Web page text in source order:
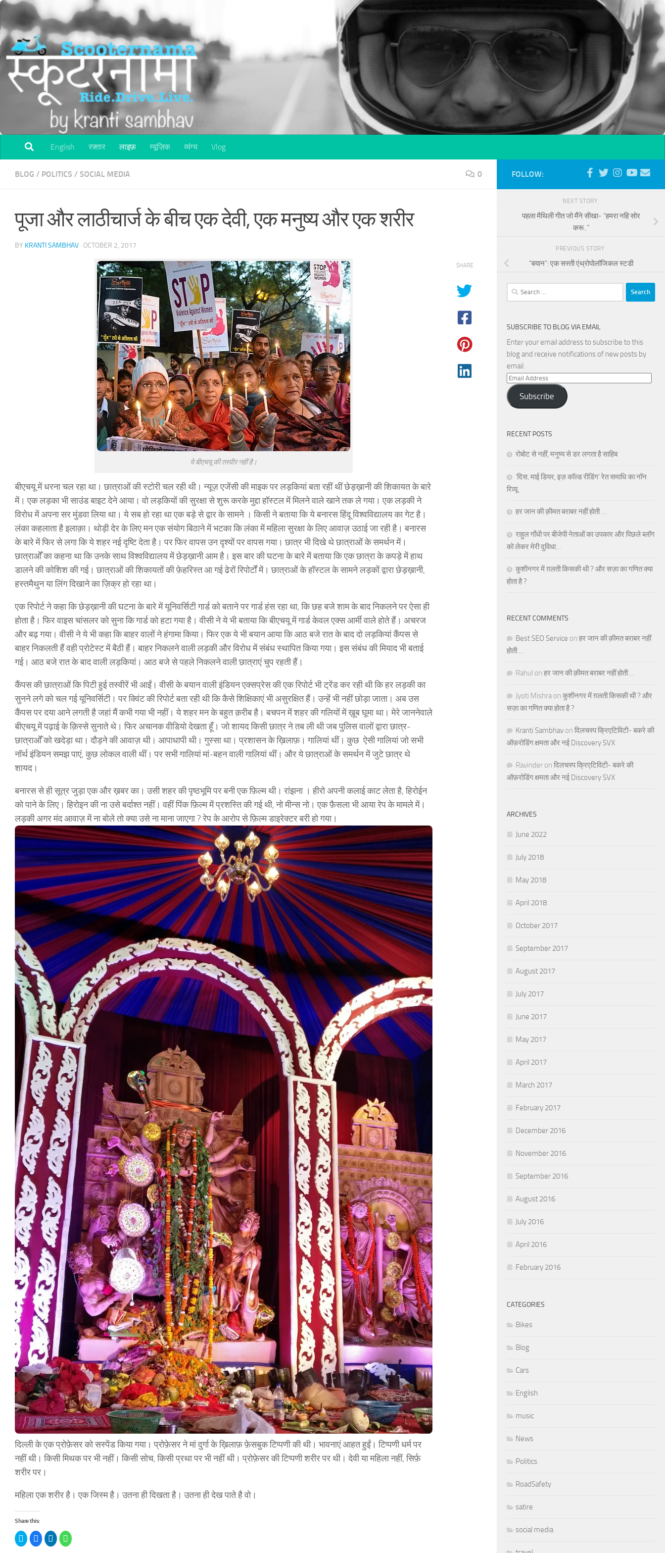
Skip to content
English रफ़्तार लाइफ़ म्यूज़िक व्यंग्य Vlog
BLOG / POLITICS / SOCIAL MEDIA 0
पूजा और लाठीचार्ज के बीच एक देवी, एक मनुष्य और एक शरीर
BY KRANTI SAMBHAV · OCTOBER 2, 2017
ये बीएचयू की तस्वीर नहीं है।
बीएचयू में धरना चल रहा था। छात्राओं की स्टोरी चल रही थी। न्यूज़ एजेंसी की माइक पर लड़कियां बता रहीं थीं छेड़ख़ानी की शिकायत के बारे
में। एक लड़का भी साउंड बाइट देने आया। वो लड़कियों की सुरक्षा से शुरू करके मुद्दा हॉस्टल में मिलने वाले खाने तक ले गया। एक लड़की ने
विरोध में अपना सर मुंडवा लिया था। ये सब हो रहा था एक बड़े से द्वार के सामने । किसी ने बताया कि ये बनारस हिंदू विश्वविद्यालय का गेट है।
लंका कहलाता है इलाक़ा। थोड़ी देर के लिए मन एक संयोग बिठाने में भटका कि लंका में महिला सुरक्षा के लिए आवाज़ उठाई जा रही है। बनारस
के बारे में फिर से लगा कि ये शहर नई दृष्टि देता है। पर फिर वापस उन दृश्यों पर वापस गया। छात्र भी दिखे थे छात्राओं के समर्थन में।
छात्राओँ का कहना था कि उनके साथ विश्वविद्यालय में छेड़ख़ानी आम है। इस बार की घटना के बारे में बताया कि एक छात्रा के कपड़े में हाथ
डालने की कोशिश की गई। छात्राओं की शिकायतों की फ़ेहरिस्त आ गई ढेरों रिपोर्टों में। छात्राओं के हॉस्टल के सामने लड़कों द्वारा छेड़ख़ानी,
हस्तमैथुन या लिंग दिखाने का ज़िक्र हो रहा था।
एक रिपोर्ट ने कहा कि छेड़ख़ानी की घटना के बारे में यूनिवर्सिटी गार्ड को बताने पर गार्ड हंस रहा था, कि छह बजे शाम के बाद निकलने पर ऐसा ही
होता है। फिर वाइस चांसलर को सुना कि गार्ड को हटा गया है। वीसी ने ये भी बताया कि बीएचयू में गार्ड केवल एक्स आर्मी वाले होते हैं। अचरज
और बढ़ गया। वीसी ने ये भी कहा कि बाहर वालों ने हंगामा किया। फिर एक ये भी बयान आया कि आठ बजे रात के बाद दो लड़कियां कैंपस से
बाहर निकलती हैं वही प्रोटेस्ट में बैठी हैं। बाहर निकलने वाली लड़की और विरोध में संबंध स्थापित किया गया। इस संबंध की मियाद भी बताई
गई। आठ बजे रात के बाद वाली लड़कियां। आठ बजे से पहले निकलने वाली छात्राएं चुप रहती हैं।
कैंपस की छात्राओं कि पिटी हुई तस्वीरें भी आईं। वीसी के बयान वाली इंडियन एक्सप्रेस की एक रिपोर्ट भी ट्रेंड कर रही थी कि हर लड़की का
सुनने लगे को चल गई यूनिवर्सिटी। पर क्विंट की रिपोर्ट बता रही थी कि कैसे शिक्षिकाएं भी असुरक्षित हैं। उन्हें भी नहीं छोड़ा जाता। अब उस
कैंपस पर दया आने लगती है जहां मैं कभी गया भी नहीं। ये शहर मन के बहुत क़रीब है। बचपन में शहर की गलियों में ख़ूब घूमा था। मेरे जाननेवाले
बीएचयू में पढ़ाई के क़िस्से सुनाते थे। फिर अचानक वीडियो देखता हूँ। जो शायद किसी छात्र ने तब ली थी जब पुलिस वालों द्वारा छात्र-
छात्राओँ को खदेड़ा था। दौड़ने की आवाज़ थी। आपाधापी थी। गुस्सा था। प्रशासन के ख़िलाफ़। गालियां थीं। कुछ ऐसी गालियां जो सभी
नॉर्थ इंडियन समझ पाएं, कुछ लोकल वाली थीं। पर सभी गालियां मां-बहन वाली गालियां थीं। और ये छात्राओं के समर्थन में जुटे छात्र थे
शायद।
बनारस से ही सूत्र जुड़ा एक और ख़बर का। उसी शहर की पृष्ठभूमि पर बनी एक फ़िल्म थी। रांझना । हीरो अपनी कलाई काट लेता है, हिरोईन
को पाने के लिए। हिरोइन की ना उसे बर्दाश्त नहीं। वहीं पिंक फ़िल्म में प्रशस्ति की गई थी, नो मीन्स नो। एक फ़ैसला भी आया रेप के मामले में।
लड़की अगर मंद आवाज़ में ना बोले तो क्या उसे ना माना जाएगा ? रेप के आरोप से फ़िल्म डाइरेक्टर बरी हो गया।
दिल्ली के एक प्रोफ़ेसर को सस्पेंड किया गया। प्रोफ़ेसर ने मां दुर्गा के ख़िलाफ़ फ़ेसबुक टिप्पणी की थी। भावनाएं आहत हुईं। टिप्पणी धर्म पर
नहीं थी। किसी मिथक पर भी नहीं। किसी सोच, किसी प्रथा पर भी नहीं थी। प्रोफ़ेसर की टिप्पणी शरीर पर थी। देवी या महिला नहीं, सिर्फ़
शरीर पर।
महिला एक शरीर है। एक जिस्म है। उतना ही दिखता है। उतना ही देख पाते है वो।
Share this:
Click
to
share
Click
to
share
Click
to
share
Click
to
SHARE
FOLLOW:
NEXT STORY
पहला मैथिली गीत जो मैंने सीखा- “हमरा नहि सोर
करू..”
PREVIOUS STORY
“बयान”: एक सस्ती एंथ्रोपोलॉजिकल स्टडी
Search
for:
SUBSCRIBE TO BLOG VIA EMAIL
Enter your email address to subscribe to this
blog and receive notifications of new posts by
email.
Email
Address
Subscribe
RECENT POSTS
रोबोट से नहीं, मनुष्य से डर लगता है साहिब
‘दिस, माई डियर, इज़ कॉल्ड रीडिंग’ रेत समाधि का नॉन
रिव्यू
हर जान की क़ीमत बराबर नहीं होती …
राहुल गाँधी पर बीजेपी नेताओं का उपकार और पिछले ब्लॉग
को लेकर मेरी दुविधा…
कुशीनगर में ग़लती किसकी थी ? और सज़ा का गणित क्या
होता है ?
RECENT COMMENTS
Best SEO Service on हर जान की क़ीमत बराबर नहीं
होती …
Rahul on हर जान की क़ीमत बराबर नहीं होती …
Jyoti Mishra on कुशीनगर में ग़लती किसकी थी ? और
सज़ा का गणित क्या होता है ?
Kranti Sambhav on दिलचस्प क्रिएटिविटी- बकरे की
ऑफ़रोडिंग क्षमता और नई Discovery SVX
Ravinder on दिलचस्प क्रिएटिविटी- बकरे की
ऑफ़रोडिंग क्षमता और नई Discovery SVX
ARCHIVES
June 2022
July 2018
May 2018
April 2018
October 2017
September 2017
August 2017
July 2017
June 2017
May 2017
April 2017
March 2017
February 2017
December 2016
November 2016
September 2016
August 2016
July 2016
April 2016
February 2016
CATEGORIES
Bikes
Blog
Cars
English
music
News
Politics
RoadSafety
satire
social media